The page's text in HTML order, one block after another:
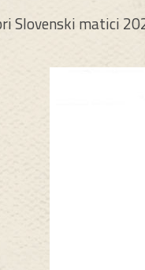
Slovenski matici